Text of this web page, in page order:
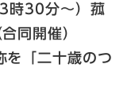
時30分～）菰
同開催）
「二十歳のつ